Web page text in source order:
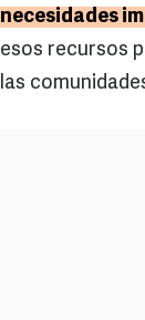
necesidades
esos recursos
las